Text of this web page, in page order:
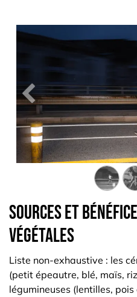
Précédent
Sources et
végétales
Liste non-exhaustive : les
(petit épeautre, blé, maïs,
légumineuses (lentilles, pois